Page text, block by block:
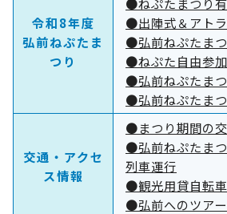
令和8年度
弘前ねぷたま
つり
●出陣式＆アト
●弘前ねぷたま
●ねぷた自由参
●弘前ねぷたま
●弘前ねぷたま
交通・アクセ
ス情報
●まつり期間の
●弘前ねぷたま
列車運行
●観光用貸自転
●弘前へのツアー